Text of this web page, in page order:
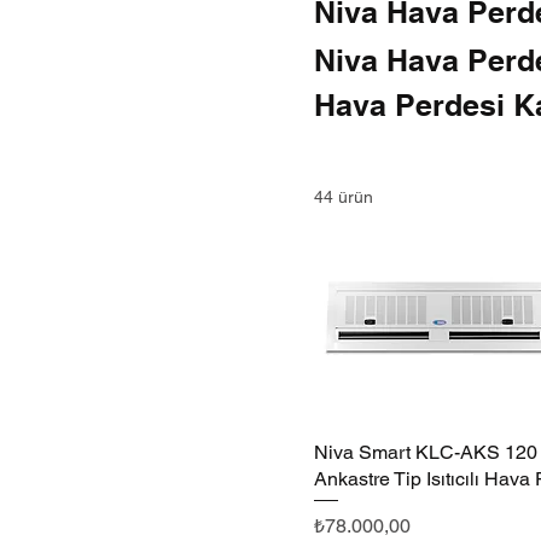
Niva Hava
Niva Hava
Hava Perdesi
üfleme gücü
44 ürün
Hızlı Bakış
Niva Smart KLC-AKS 120
Ankastre Tip Isıtıcılı Hava
Fiyat
₺78.000,00